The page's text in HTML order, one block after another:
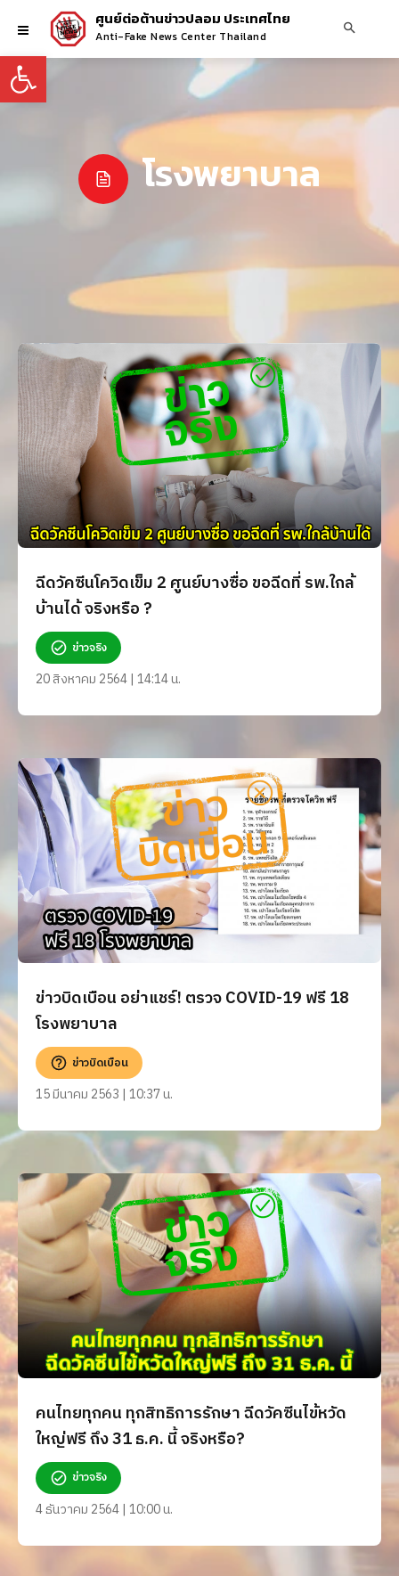
Open toolbar
ศูนย์ต่อต้านข่าวปลอม ประเทศไทย
Anti-Fake News Center Thailand
โรงพยาบาล
ฉีดวัคซีนโควิดเข็ม 2 ศูนย์บางซื่อ ขอฉีดที่ รพ.ใกล้
บ้านได้ จริงหรือ ?
ข่าวจริง
20 สิงหาคม 2564 | 14:14 น.
ข่าวบิดเบือน อย่าแชร์! ตรวจ COVID-19 ฟรี 18
โรงพยาบาล
ข่าวบิดเบือน
15 มีนาคม 2563 | 10:37 น.
คนไทยทุกคน ทุกสิทธิการรักษา ฉีดวัคซีนไข้หวัด
ใหญ่ฟรี ถึง 31 ธ.ค. นี้ จริงหรือ?
ข่าวจริง
4 ธันวาคม 2564 | 10:00 น.